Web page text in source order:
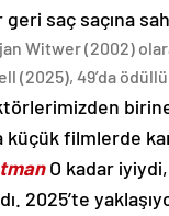
geri saç saçına
Witwer (2002)
(2025), 49’da
küçük filmlerde
O kadar
2025’te